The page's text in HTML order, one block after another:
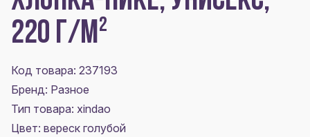
220 Г/М²
Код товара: 237193
Бренд: Разное
Тип товара: xindao
Цвет: вереск голубой